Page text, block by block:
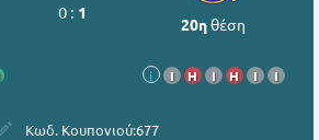
0 : 1
20ηθέση
i Ι Η Ι Η Ι Ι
Κωδ. Κουπονιού:677